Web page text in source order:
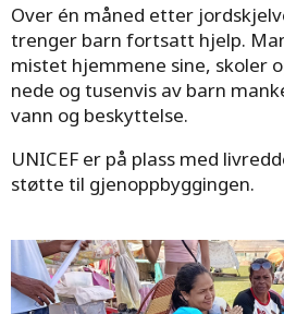
Over én måned etter
trenger barn fortsatt hjelp.
mistet hjemmene sine, skoler
nede og tusenvis av barn
vann og beskyttelse.
UNICEF er på plass med
støtte til gjenoppbyggingen.